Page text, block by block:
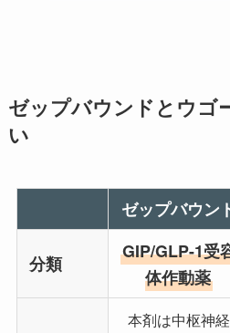
ゼップバウンドとウゴ
い
ゼップバウン
分類
GIP/GLP-1受
体作動薬
本剤は中枢神経